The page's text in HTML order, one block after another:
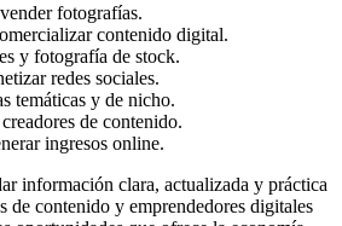
fotografías.
contenido digital.
y fotografía de stock.
redes sociales.
temáticas y de nicho.
de contenido.
ingresos online.
información clara, actualizada y práctica
de contenido y emprendedores digitales